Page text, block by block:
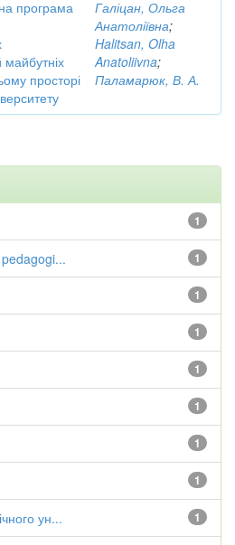
програма
просторі
Галіцан, Ольга
Анатоліївна;
Halitsan, Olha
Anatoliivna;
Паламарюк, В. А.
1
1
1
1
1
1
1
1
1
ун...